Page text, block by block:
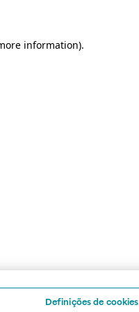
information).
Definições de cookies